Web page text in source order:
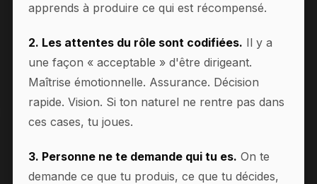
apprends à produire ce qui est récompensé.
2. Les attentes du rôle sont codifiées. Il y a
une façon « acceptable » d'être dirigeant.
Maîtrise émotionnelle. Assurance. Décision
rapide. Vision. Si ton naturel ne rentre pas dans
ces cases, tu joues.
3. Personne ne te demande qui tu es. On te
demande ce que tu produis, ce que tu décides,